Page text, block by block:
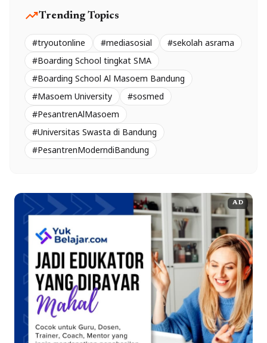
trending_upTrending Topics
#tryoutonline #mediasosial
#sekolah asrama
#Boarding School tingkat SMA
#Boarding School Al Masoem Bandung
#Masoem University
#sosmed
#PesantrenAlMasoem
#Universitas Swasta di Bandung
#PesantrenModerndiBandung
AD